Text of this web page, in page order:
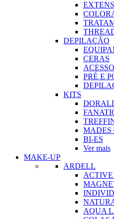
DEPILAÇÃO
CERAS
PRÉ E
KITS
MADES
BI-ES
Ver mais
MAKE-UP
ARDELL
AQUA